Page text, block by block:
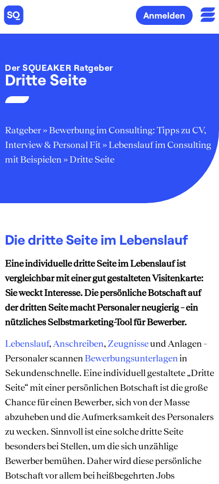
Anmelden
Der SQUEAKER Ratgeber
Dritte Seite
Ratgeber»Bewerbung im Consulting: Tipps zu CV,
Interview & Personal Fit»Lebenslauf im Consulting
mit Beispielen »Dritte Seite
Die dritte Seite im Lebenslauf
Eine individuelle dritte Seite im Lebenslauf ist
vergleichbar mit einer gut gestalteten Visitenkarte:
Sie weckt Interesse. Die persönliche Botschaft auf
der dritten Seite macht Personaler neugierig – ein
nützliches Selbstmarketing-Tool für Bewerber.
Lebenslauf, Anschreiben, Zeugnisseund Anlagen –
Personaler scannen Bewerbungsunterlagenin
Sekundenschnelle. Eine individuell gestaltete „Dritte
Seite“ mit einer persönlichen Botschaft ist die große
Chance für einen Bewerber, sich von der Masse
abzuheben und die Aufmerksamkeit des Personalers
zu wecken. Sinnvoll ist eine solche dritte Seite
besonders bei Stellen, um die sich unzählige
Bewerber bemühen. Daher wird diese persönliche
Botschaft vor allem bei heißbegehrten Jobs